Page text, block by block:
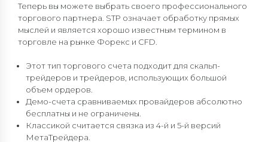
Теперь вы можете выбрать своего профессионального
торгового партнера. STP означает обработку прямых
мыслей и является хорошо известным термином в
торговле на рынке Форекс и CFD.
Этот тип торгового счета подходит для скальп-
трейдеров и трейдеров, использующих большой
объем ордеров.
Демо-счета сравниваемых провайдеров абсолютно
бесплатны и не ограничены.
Классикой считается связка из 4-й и 5-й версий
МетаТрейдера.